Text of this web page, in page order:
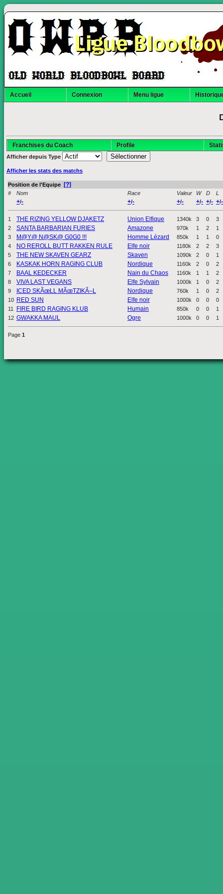
Ligue
Accueil Connexion Menu ligue
Franchises du Coach Profile
Afficher depuis Type
Afficher les stats des matchs
Position de l'Equipe [?]
# Nom Race Valeur W D L
+/- +/- +/- +/- +/- +/-
1 THE RIZING YELLOW DJAKETZ Union Elfique 1340k 3 0
3
2
SANTA BARBARIAN FURIES Amazone 970k 1 2
1
3
M@Y@ N@SK@ G0G0 !!! Homme Lézard 850k 1 1
0
4
NO REROLL BUTT RAKKEN RULE Elfe noir 1180k 2 2
3
5
THE NEW SKAVEN GEARZ Skaven 1090k 2 0
1
6
KASKAK HORN RAGING CLUB Nordique 1160k 2 0
2
7
BAAL KEDECKER Nain du Chaos 1160k 1 1
2
8
VIVA LAST VEGANS Elfe Sylvain 1000k 1 0
2
9
ICED SKÃœLL MÃœTZIKÃ–L Nordique 760k 1 0
2
10 RED SUN Elfe noir 1000k 0 0
0
11
FIRE BIRD RAGING KLUB Humain 850k 0 0
1
12 GWAKKA MAUL Ogre 1000k 0 0 1
Page 1